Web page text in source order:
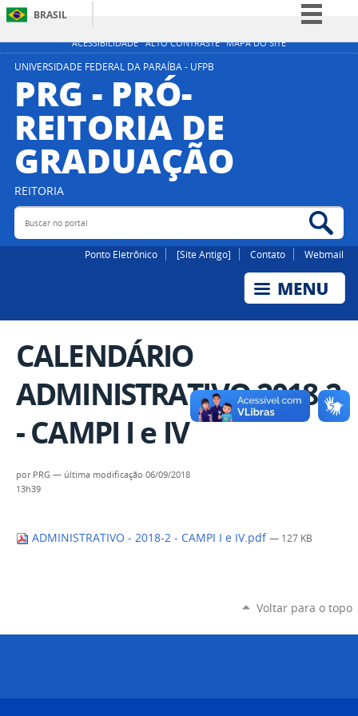
ACESSIBILIDADE ALTO CONTRASTE MAPA DO SITE
BRASIL
Simplifique!
Acesso à informação
UNIVERSIDADE FEDERAL DA PARAÍBA - UFPB
PRG - PRÓ-
REITORIA DE
GRADUAÇÃO
REITORIA
Buscar no portal
Ponto Eletrônico [Site Antigo] Contato Webmail
CALENDÁRIO
ADMINISTRATIVO 2018.2
- CAMPI I e IV
por PRG — última modificação 06/09/2018
13h39
ADMINISTRATIVO - 2018-2 - CAMPI I e IV.pdf — 127 KB
Voltar para o topo